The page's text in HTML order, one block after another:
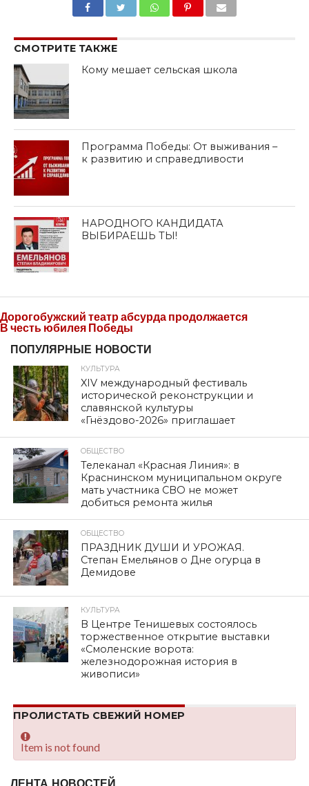
СМОТРИТЕ ТАКЖЕ
Кому мешает сельская школа
Программа Победы: От выживания –
к развитию и справедливости
НАРОДНОГО КАНДИДАТА
ВЫБИРАЕШЬ ТЫ!
Дорогобужский театр абсурда продолжается
В честь юбилея Победы
ПОПУЛЯРНЫЕ НОВОСТИ
КУЛЬТУРА
XIV международный фестиваль
исторической реконструкции и
славянской культуры
«Гнёздово-2026» приглашает
ОБЩЕСТВО
Телеканал «Красная Линия»: в
Краснинском муниципальном округе
мать участника СВО не может
добиться ремонта жилья
ОБЩЕСТВО
ПРАЗДНИК ДУШИ И УРОЖАЯ.
Степан Емельянов о Дне огурца в
Демидове
КУЛЬТУРА
В Центре Тенишевых состоялось
торжественное открытие выставки
«Смоленские ворота:
железнодорожная история в
живописи»
ПРОЛИСТАТЬ СВЕЖИЙ НОМЕР
Item is not found